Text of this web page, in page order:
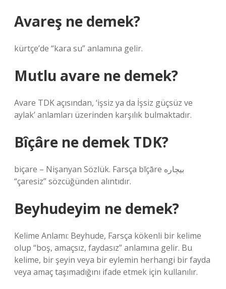
Avareş ne demek?
kürtçe’de “kara su” anlamına gelir.
Mutlu avare ne demek?
Avare TDK açısından, ‘işsiz ya da İşsiz güçsüz ve
aylak’ anlamları üzerinden karşılık bulmaktadır.
Bîçâre ne demek TDK?
biçare – Nişanyan Sözlük. Farsça bīçāre بیچاره
“çaresiz” sözcüğünden alıntıdır.
Beyhudeyim ne demek?
Kelime Anlamı: Beyhude, Farsça kökenli bir kelime
olup “boş, amaçsız, faydasız” anlamına gelir. Bu
kelime, bir şeyin veya bir eylemin herhangi bir fayda
veya amaç taşımadığını ifade etmek için kullanılır.